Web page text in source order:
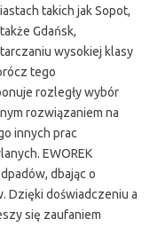
takich jak Sopot,
Gdańsk,
wysokiej klasy
tego
rozległy wybór
rozwiązaniem na
innych prac
EWOREK
dbając o
Dzięki doświadczeniu a
się zaufaniem